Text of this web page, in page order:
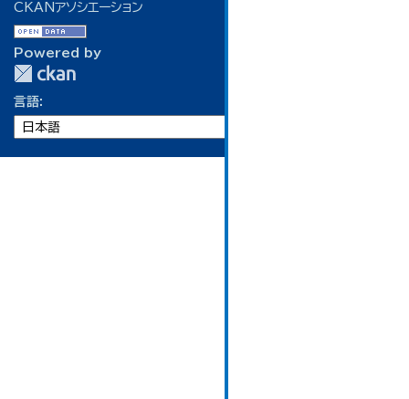
CKANアソシエーション
Powered by
言語